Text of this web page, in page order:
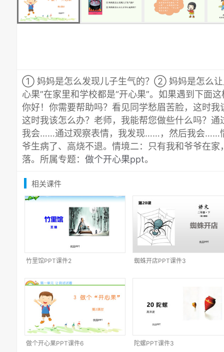
① 妈妈是怎么发现儿子生气的？② 妈妈是怎么让
心果”在家里和学校都是“开心果”。如果遇到下面
你好！你需要帮助吗？看见同学愁眉苦脸，这时
这时我该怎么办？老师，我能帮您做些什么吗？
我会……通过观察表情，我发现……，然后我会……
爷生病了、高烧不退。情境二：只有我和爷爷在
落。所属专题： 做个开心果ppt。
相关课件
竹里馆PPT课件2 蜘蛛开店PPT课件3
做个开心果PPT课件6 陀螺PPT课件3